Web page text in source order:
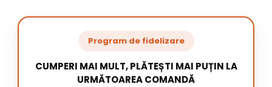
Program de fidelizare
CUMPERI MAI MULT, PLĂTEȘTI MAI PUȚIN LA
URMĂTOAREA COMANDĂ